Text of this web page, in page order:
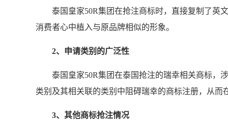
泰国皇家50R集团在抢注商标时，直接复制了英
消费者心中植入与原品牌相似的形象。
2、申请类别的广泛性
泰国皇家50R集团在泰国抢注的瑞幸相关商标，
类别及其相关联的类别中阻碍瑞幸的商标注册，从而
3、其他商标抢注情况